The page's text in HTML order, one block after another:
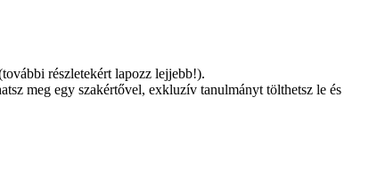
részletekért lapozz lejjebb!).
meg egy szakértővel, exkluzív tanulmányt tölthetsz le és